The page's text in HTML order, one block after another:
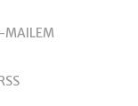
MAILEM